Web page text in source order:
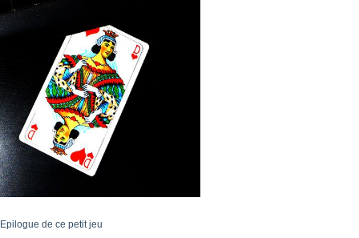
Epilogue de ce petit jeu